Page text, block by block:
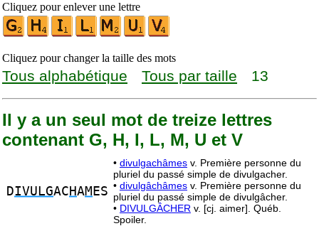
Cliquez pour enlever une lettre
Cliquez pour changer la taille des mots
Tous alphabétique Tous par taille 13
Il y a un seul mot de treize lettres
contenant G, H, I, L, M, U et V
DIVULGAC HAM ES
• divulgachâmes v. Première personne du
pluriel du passé simple de divulgacher.
• divulgâchâmes v. Première personne du
pluriel du passé simple de divulgâcher.
• DIVULGÂCHER v. [cj. aimer]. Québ.
Spoiler.